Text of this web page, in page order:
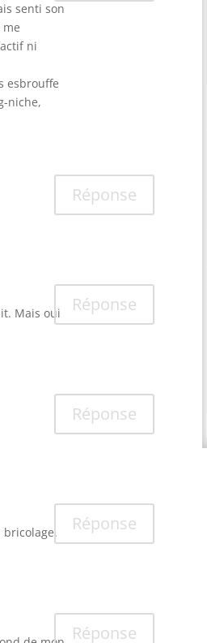
senti son
ni
esbrouffe
niche,
Réponse
Mais oui
Réponse
Réponse
bricolage.
Réponse
Réponse